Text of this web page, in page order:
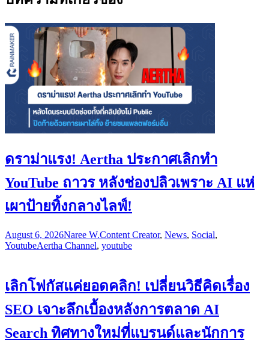
ดราม่าแรง! Aertha ประกาศเลิกทำ
YouTube ถาวร หลังช่องปลิวเพราะ AI แห่
เผาป้ายทิ้งกลางไลฟ์!
August 6, 2026Naree W.Content Creator, News, Social,
YoutubeAertha Channel, youtube
เลิกโฟกัสแค่ยอดคลิก! เปลี่ยนวิธีคิดเรื่อง
SEO เจาะลึกเบื้องหลังการตลาด AI
Search ทิศทางใหม่ที่แบรนด์และนักการ